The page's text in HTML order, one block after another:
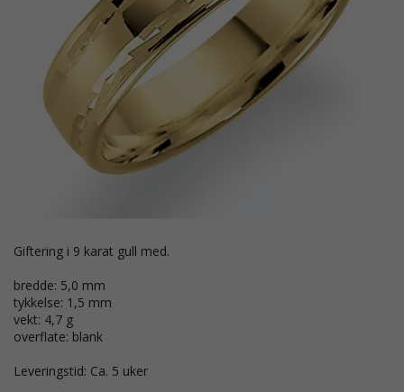
giftering i 9 karat gull med.
bredde: 5,0 mm
tykkelse: 1,5 mm
vekt: 4,7 g
overflate: blank
Leveringstid: Ca. 5 uker